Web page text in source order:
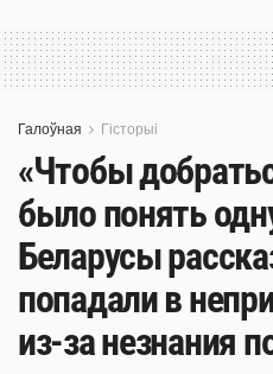
Галоўная Гісторыі
«Чтобы
было понять
Беларусы
попадали в
из-за незнания